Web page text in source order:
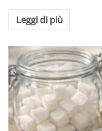
Leggi di più